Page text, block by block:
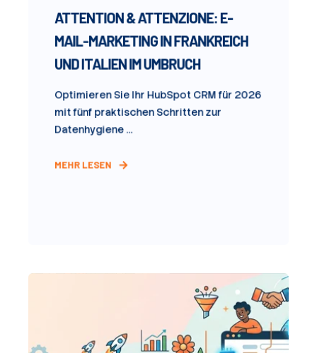
ATTENTION & ATTENZIONE: E-
MAIL-MARKETING IN FRANKREICH
UND ITALIEN IM UMBRUCH
Optimieren Sie Ihr HubSpot CRM für 2026
mit fünf praktischen Schritten zur
Datenhygiene ...
MEHR LESEN